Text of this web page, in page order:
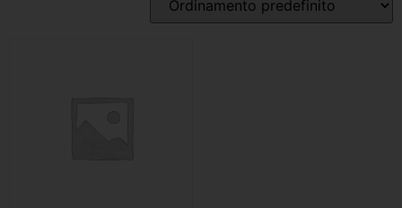
Inizia a digitare per attivare la ricerca